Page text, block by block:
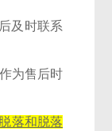
及时联系
为售后时
落和脱落